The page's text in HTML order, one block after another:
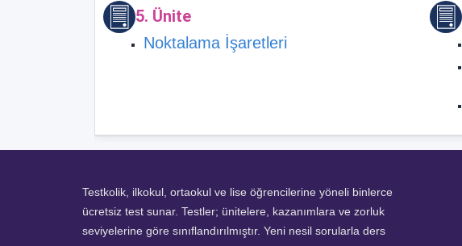
5. Ünite
Noktalama İşaretleri
Testkolik, ilkokul, ortaokul ve lise öğrencilerine yöneli binlerce
ücretsiz test sunar. Testler; ünitelere, kazanımlara ve zorluk
seviyelerine göre sınıflandırılmıştır. Yeni nesil sorularla ders